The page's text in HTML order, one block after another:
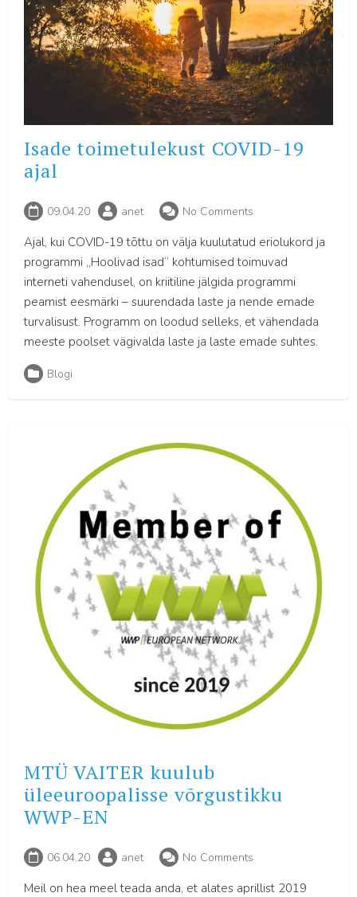
Isade toimetulekust COVID-19
ajal
09.04.20 anet No Comments
Ajal, kui COVID-19 tõttu on välja kuulutatud eriolukord ja
programmi „Hoolivad isad“ kohtumised toimuvad
interneti vahendusel, on kriitiline jälgida programmi
peamist eesmärki – suurendada laste ja nende emade
turvalisust. Programm on loodud selleks, et vähendada
meeste poolset vägivalda laste ja laste emade suhtes.
Blogi
MTÜ VAITER kuulub
üleeuroopalisse võrgustikku
WWP-EN
06.04.20 anet No Comments
Meil on hea meel teada anda, et alates aprillist 2019